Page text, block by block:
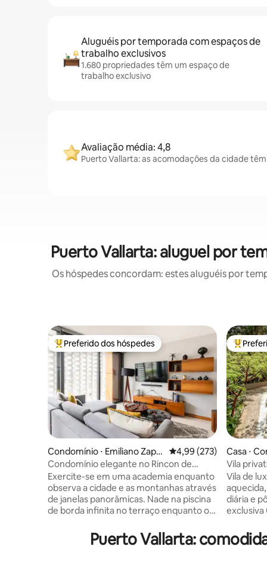
Aluguéis por temporada com espaços de
trabalho exclusivos
1.680 propriedades têm um espaço de
trabalho exclusivo
Avaliação média: 4,8
Puerto Vallarta: as acomodações da cidade
Puerto Vallarta: aluguel por
Os hóspedes concordam: estes aluguéis por
Entre os melhores preferidos dos hóspedes
Preferido dos hóspedes
Condomínio ⋅ Emiliano Zapat
a
4,99 de uma avaliação
4,99 (273)
Condomínio elegante no Rincon de
Almas, no coração da zona romântica
Exercite-se em uma academia enquanto
observa a cidade e as montanhas através
de janelas panorâmicas. Nade na piscina
de borda infinita no terraço enquanto o
belas vistas da varanda, com muitos
objetos de arte interessantes dentro.
Entre
Casa ⋅
Vila
Puerto
Vila de
diária e
exclusiva
quartos
com 2
meio.
terraço,
Puerto Vallarta: